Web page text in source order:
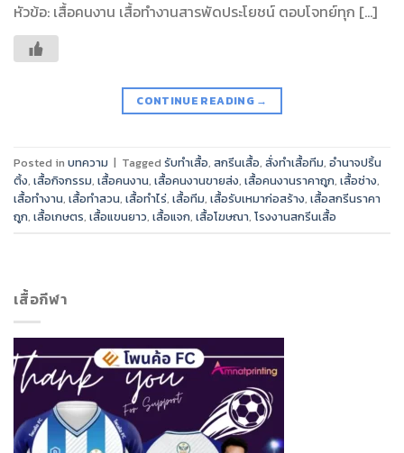
หัวข้อ: เสื้อคนงาน เสื้อทำงานสารพัดประโยชน์ ตอบโจทย์ทุก […]
CONTINUE READING →
Posted in บทความ | Tagged รับทำเสื้อ, สกรีนเสื้อ, สั่งทำเสื้อทีม, อำนาจปริ้น
ติ้ง, เสื้อกิจกรรม, เสื้อคนงาน, เสื้อคนงานขายส่ง, เสื้อคนงานราคาถูก, เสื้อช่าง,
เสื้อทำงาน, เสื้อทำสวน, เสื้อทำไร่, เสื้อทีม, เสื้อรับเหมาก่อสร้าง, เสื้อสกรีนราคา
ถูก, เสื้อเกษตร, เสื้อแขนยาว, เสื้อแจก, เสื้อโฆษณา, โรงงานสกรีนเสื้อ
เสื้อกีฬา